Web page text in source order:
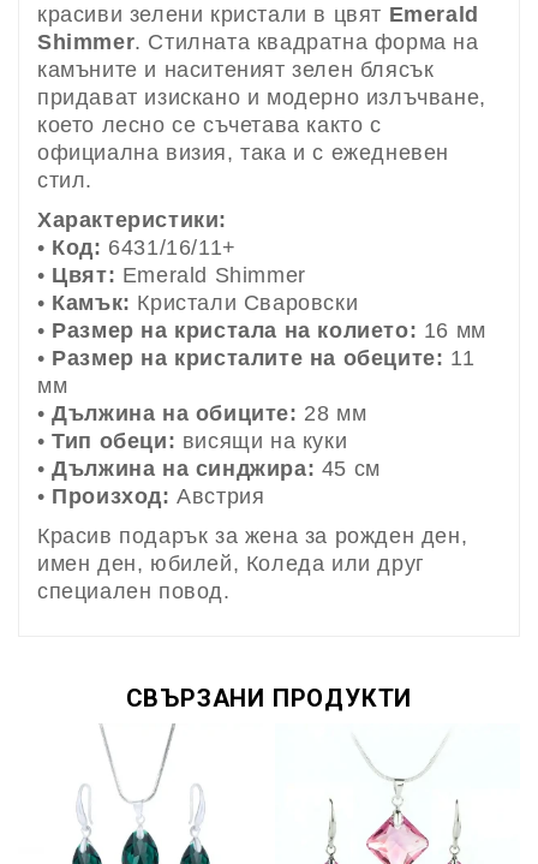
красиви зелени кристали в цвят Emerald
Shimmer. Стилната квадратна форма на
камъните и наситеният зелен блясък
придават изискано и модерно излъчване,
което лесно се съчетава както с
официална визия, така и с ежедневен
стил.
Характеристики:
• Код: 6431/16/11+
• Цвят: Emerald Shimmer
• Камък: Кристали Сваровски
• Размер на кристала на колието: 16 мм
• Размер на кристалите на обеците: 11
мм
•Дължина на обиците: 28 мм
•Тип обеци: висящи на куки
•Дължина на синджира: 45 см
• Произход: Австрия
Красив подарък за жена за рожден ден,
имен ден, юбилей, Коледа или друг
специален повод.
СВЪРЗАНИ ПРОДУКТИ